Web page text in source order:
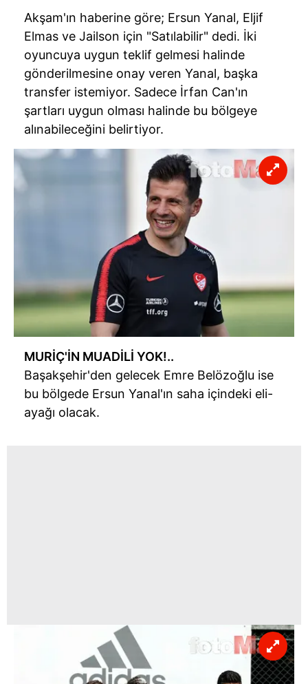
Akşam'ın haberine göre; Ersun Yanal, Eljif
Elmas ve Jailson için "Satılabilir" dedi. İki
oyuncuya uygun teklif gelmesi halinde
gönderilmesine onay veren Yanal, başka
transfer istemiyor. Sadece İrfan Can'ın
şartları uygun olması halinde bu bölgeye
alınabileceğini belirtiyor.
MURİÇ'İN MUADİLİ YOK!..
Başakşehir'den gelecek Emre Belözoğlu ise
bu bölgede Ersun Yanal'ın saha içindeki eli-
ayağı olacak.